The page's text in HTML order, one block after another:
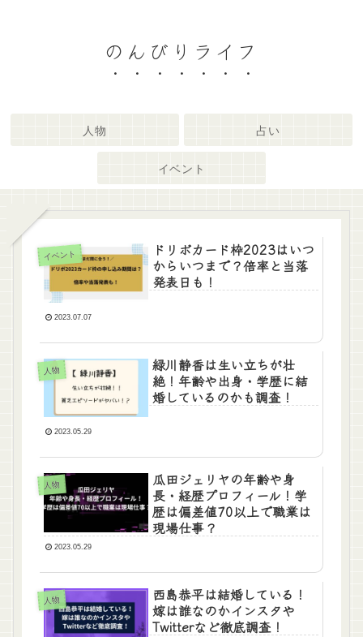
のんびりライフ
人物 占い
イベント
イベント
ドリボカード枠2023はいつ
からいつまで？倍率と当落
発表日も！
2023.07.07
人物
緑川静香は生い立ちが壮
絶！年齢や出身・学歴に結
婚しているのかも調査！
2023.05.29
人物
瓜田ジェリヤの年齢や身
長・経歴プロフィール！学
歴は偏差値70以上で職業は
現場仕事？
2023.05.29
人物
西島恭平は結婚している！
嫁は誰なのかインスタや
Twitterなど徹底調査！